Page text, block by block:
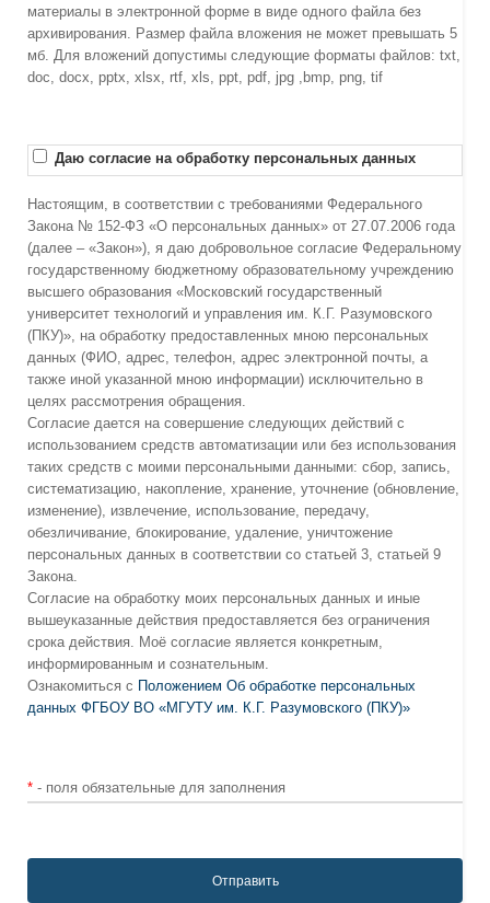
материалы в электронной форме в виде одного файла без
архивирования. Размер файла вложения не может превышать 5
мб. Для вложений допустимы следующие форматы файлов: txt,
doc, docx, pptx, xlsx, rtf, xls, ppt, pdf, jpg ,bmp, png, tif
Даю согласие на обработку персональных данных
Настоящим, в соответствии с требованиями Федерального
Закона № 152-ФЗ «О персональных данных» от 27.07.2006 года
(далее – «Закон»), я даю добровольное согласие Федеральному
государственному бюджетному образовательному учреждению
высшего образования «Московский государственный
университет технологий и управления им. К.Г. Разумовского
(ПКУ)», на обработку предоставленных мною персональных
данных (ФИО, адрес, телефон, адрес электронной почты, а
также иной указанной мною информации) исключительно в
целях рассмотрения обращения.
Согласие дается на совершение следующих действий с
использованием средств автоматизации или без использования
таких средств с моими персональными данными: сбор, запись,
систематизацию, накопление, хранение, уточнение (обновление,
изменение), извлечение, использование, передачу,
обезличивание, блокирование, удаление, уничтожение
персональных данных в соответствии со статьей 3, статьей 9
Закона.
Согласие на обработку моих персональных данных и иные
вышеуказанные действия предоставляется без ограничения
срока действия. Моё согласие является конкретным,
информированным и сознательным.
Ознакомиться с Положением Об обработке персональных
данных ФГБОУ ВО «МГУТУ им. К.Г. Разумовского (ПКУ)»
* - поля обязательные для заполнения